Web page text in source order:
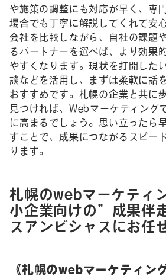
や施策の調整にも対応が早く、専
場合でも丁寧に解説してくれて安
会社を比較しながら、自社の課題
るパートナーを選べば、より効果
やすくなります。現状を打開した
談などを活用し、まずは柔軟に話
おすすめです。札幌の企業と共に
見つければ、Webマーケティング
に高まるでしょう。思い立ったら
すことで、成果につながるスピー
ります。
札幌のwebマーケティ
小企業向けの”成果伴
スアンビシャスにお任
《札幌のwebマーケティン